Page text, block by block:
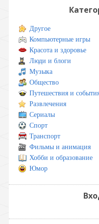
Другое
Компьютерные игры
Красота и здоровье
Люди и блоги
Музыка
Общество
Путешествия и
Развлечения
Сериалы
Спорт
Транспорт
Фильмы и анимация
Хобби и образование
Юмор